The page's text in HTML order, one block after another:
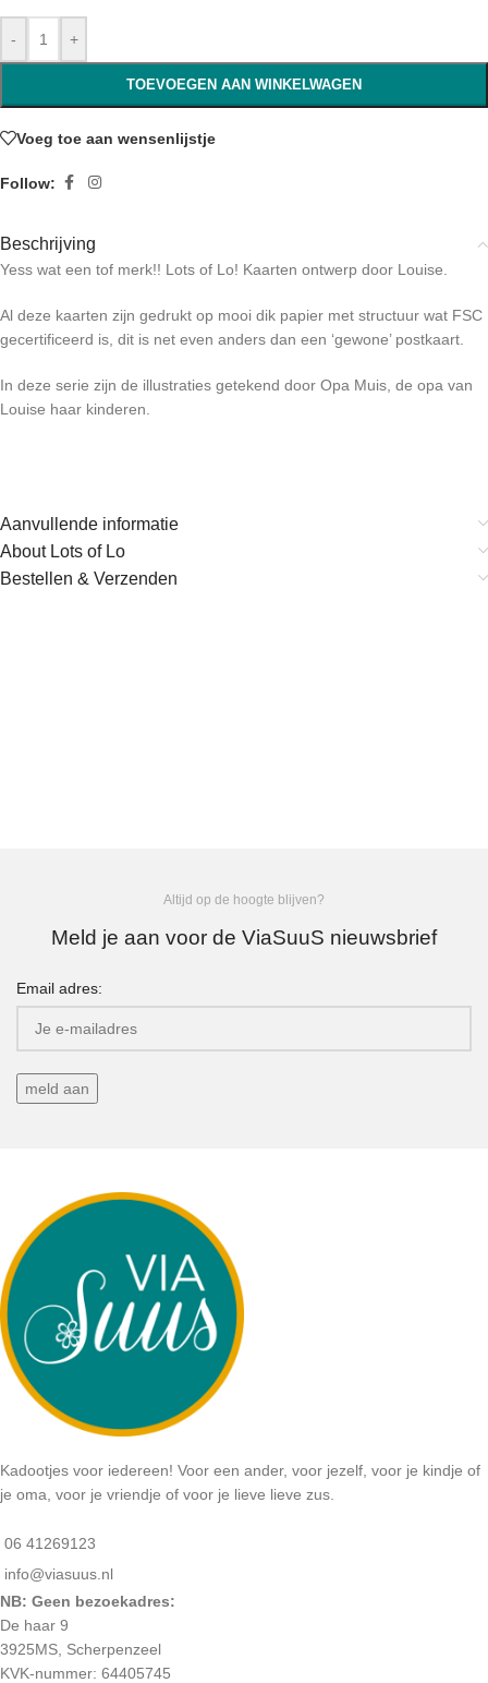
- +
TOEVOEGEN AAN WINKELWAGEN
Voeg toe aan wensenlijstje
Follow:
Beschrijving
Yess wat een tof merk!! Lots of Lo! Kaarten ontwerp door Louise.
Al deze kaarten zijn gedrukt op mooi dik papier met structuur wat FSC
gecertificeerd is, dit is net even anders dan een ‘gewone’ postkaart.
In deze serie zijn de illustraties getekend door Opa Muis, de opa van
Louise haar kinderen.
Aanvullende informatie
About Lots of Lo
Bestellen & Verzenden
Altijd op de hoogte blijven?
Meld je aan voor de ViaSuuS nieuwsbrief
Email adres:
Kadootjes voor iedereen! Voor een ander, voor jezelf, voor je kindje of
je oma, voor je vriendje of voor je lieve lieve zus.
06 41269123
info@viasuus.nl
NB: Geen bezoekadres:
De haar 9
3925MS, Scherpenzeel
KVK-nummer: 64405745